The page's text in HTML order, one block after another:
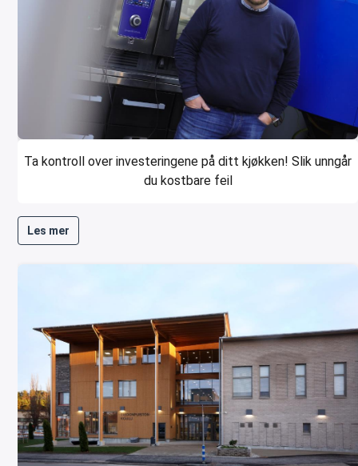
Ta kontroll over investeringene på ditt kjøkken! Slik unngår
du kostbare feil
Les mer